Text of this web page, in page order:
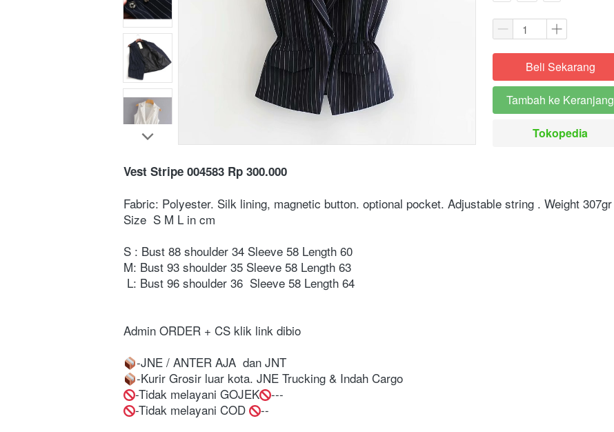
`Beli Sekarang
`
Tambah ke Keranjang
`
Tokopedia
Vest Stripe 004583 Rp 300.000
Fabric: Polyester. Silk lining, magnetic button. optional pocket. Adjustable string . Weight 307gr⁣⁣
⁣⁣⁣Size  S M L in cm ⁣⁣⁣⁣⁣⁣⁣⁣⁣⁣⁣⁣⁣⁣⁣⁣⁣⁣⁣⁣⁣⁣⁣⁣
S : Bust 88 shoulder 34 Sleeve 58 Length 60⁣
M: Bust 93 shoulder 35 Sleeve 58 Length 63⁣⁣⁣⁣⁣⁣⁣
L: Bust 96 shoulder 36  Sleeve 58 Length 64⁣⁣⁣
Admin ORDER + CS klik link dibio⁣⁣⁣⁣⁣⁣⁣⁣⁣⁣⁣⁣⁣⁣⁣⁣⁣⁣⁣⁣⁣⁣⁣⁣⁣⁣⁣⁣⁣⁣⁣⁣⁣⁣
-JNE / ANTER AJA  dan JNT⁣⁣⁣⁣⁣⁣⁣⁣⁣⁣⁣⁣⁣⁣⁣⁣⁣⁣⁣⁣⁣⁣⁣⁣⁣⁣⁣⁣⁣⁣
-Kurir Grosir luar kota. JNE Trucking & Indah Cargo⁣⁣⁣⁣⁣⁣⁣⁣⁣⁣⁣⁣⁣⁣⁣⁣⁣⁣⁣⁣⁣⁣⁣⁣⁣⁣⁣⁣⁣⁣
-Tidak melayani GOJEK
---⁣⁣⁣⁣⁣⁣⁣⁣⁣⁣⁣⁣⁣⁣⁣⁣⁣⁣⁣⁣⁣⁣⁣⁣⁣⁣
-Tidak melayani COD
--⁣⁣⁣⁣⁣⁣⁣⁣⁣⁣⁣⁣⁣⁣⁣⁣⁣⁣⁣⁣